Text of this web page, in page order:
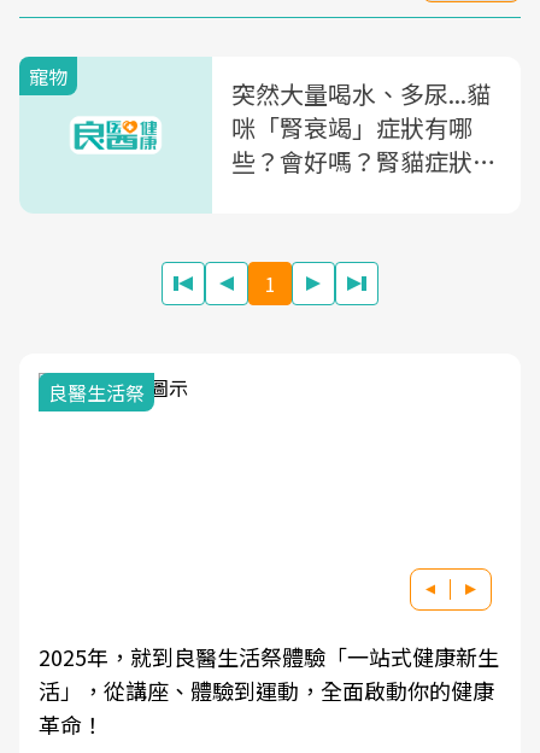
寵物
突然大量喝水、多尿...貓
咪「腎衰竭」症狀有哪
些？會好嗎？腎貓症狀、
1
良醫生活祭
2025年，就到良醫生活祭體驗「一站式健康新生
活」，從講座、體驗到運動，全面啟動你的健康
革命！